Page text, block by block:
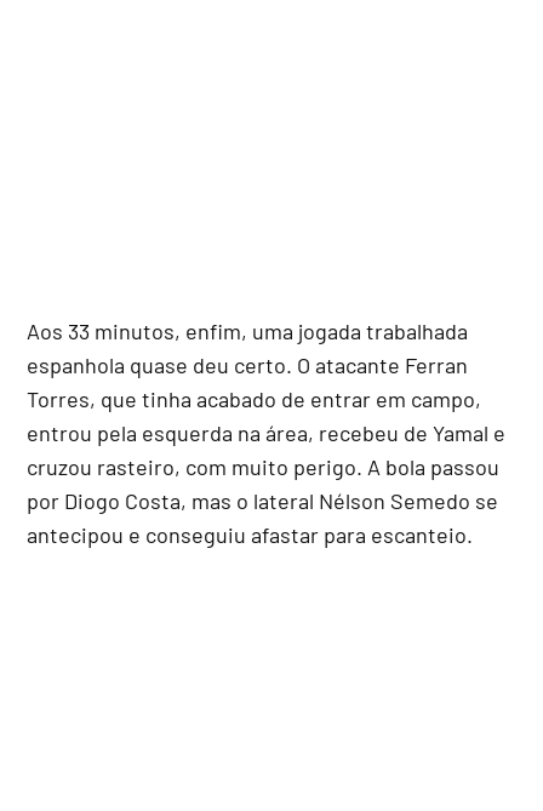
Aos 33 minutos, enfim, uma jogada trabalhada
espanhola quase deu certo. O atacante Ferran
Torres, que tinha acabado de entrar em campo,
entrou pela esquerda na área, recebeu de Yamal e
cruzou rasteiro, com muito perigo. A bola passou
por Diogo Costa, mas o lateral Nélson Semedo se
antecipou e conseguiu afastar para escanteio.